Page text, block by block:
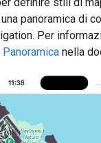
panoramica di
Per
Panoramica nella